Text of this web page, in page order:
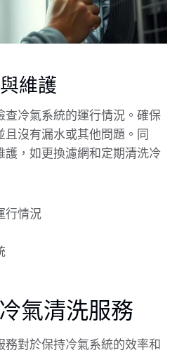
維護
查冷氣系統的運行情況。確保
且沒有漏水或其他問題。同
護，如更換濾網和定期清洗冷
行情況
氣清洗服務
對於保持冷氣系統的效率和